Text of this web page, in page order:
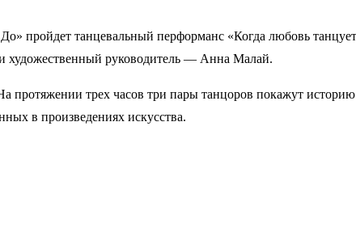
пройдет танцевальный перформанс «Когда любовь
художественный руководитель — Анна Малай.
протяжении трех часов три пары танцоров покажут
в произведениях искусства.